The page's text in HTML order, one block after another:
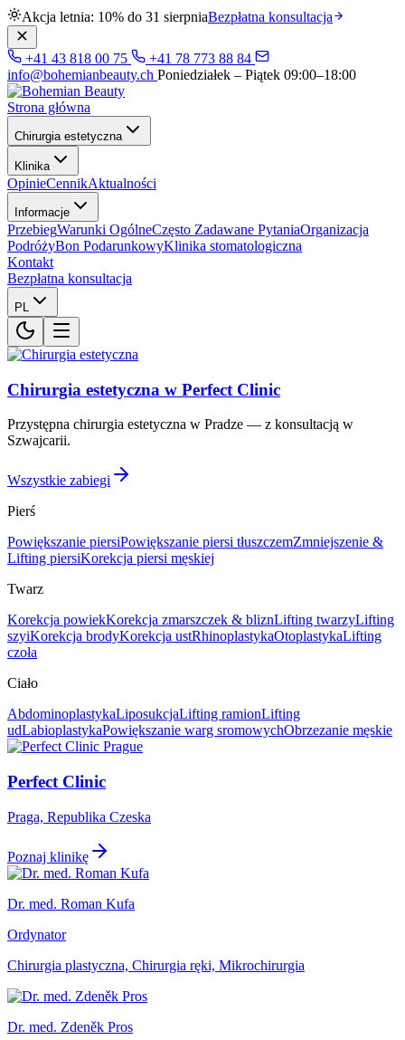
Akcja letnia: 10% do 31 sierpniaBezpłatna konsultacja
+41 43 818 00 75
+41 78 773 88 84
info@bohemianbeauty.ch Poniedziałek – Piątek 09:00–18:00
Strona główna
Chirurgia estetyczna
Klinika
OpinieCennikAktualności
Informacje
PrzebiegWarunki OgólneCzęsto Zadawane PytaniaOrganizacja
PodróżyBon PodarunkowyKlinika stomatologiczna
Kontakt
Bezpłatna konsultacja
PL
Chirurgia estetyczna w Perfect Clinic
Przystępna chirurgia estetyczna w Pradze — z konsultacją w
Szwajcarii.
Wszystkie zabiegi
Pierś
Powiększanie piersiPowiększanie piersi tłuszczemZmniejszenie &
Lifting piersiKorekcja piersi męskiej
Twarz
Korekcja powiekKorekcja zmarszczek & bliznLifting twarzyLifting
szyiKorekcja brodyKorekcja ustRhinoplastykaOtoplastykaLifting
czoła
Ciało
AbdominoplastykaLiposukcjaLifting ramionLifting
udLabioplastykaPowiększanie warg sromowychObrzezanie męskie
Perfect Clinic
Praga, Republika Czeska
Poznaj klinikę
Dr. med. Roman Kufa
Ordynator
Chirurgia plastyczna, Chirurgia ręki, Mikrochirurgia
Dr. med. Zdeněk Pros